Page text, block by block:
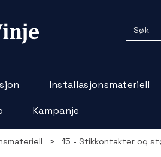
Installasjonsmateriell
Kampanje
> 15 - Stikkontakter og